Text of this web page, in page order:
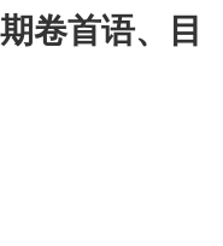
卷首语、目